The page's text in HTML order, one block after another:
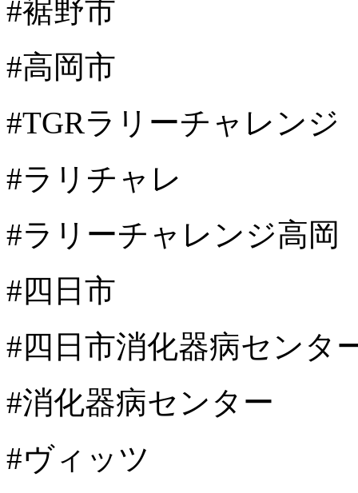
#裾野市
#高岡市
#TGRラリーチャレンジ
#ラリチャレ
#ラリーチャレンジ高岡
#四日市
#四日市消化器病センタ
#消化器病センター
#ヴィッツ